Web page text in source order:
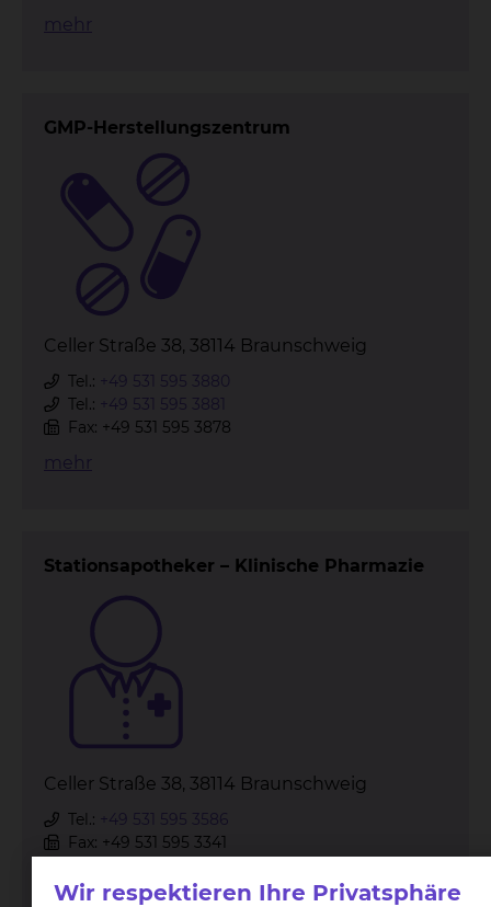
mehr
GMP-Herstellungszentrum
Celler Straße 38, 38114 Braunschweig
Tel.: +49 531 595 3880
Tel.: +49 531 595 3881
Fax: +49 531 595 3878
mehr
Stationsapotheker – Klinische Pharmazie
Celler Straße 38, 38114 Braunschweig
Tel.: +49 531 595 3586
Fax: +49 531 595 3341
mehr
Wir respektieren Ihre Privatsphäre